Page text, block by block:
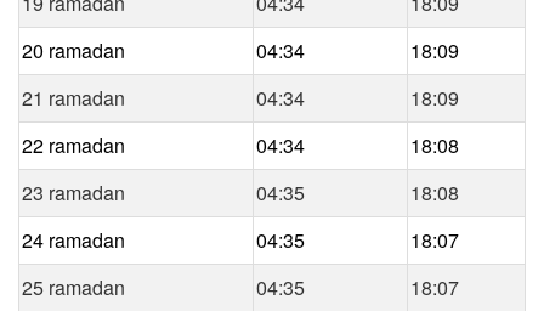
20 ramadan
04:34
18:09
21 ramadan
04:34
18:09
22 ramadan
04:34
18:08
23 ramadan
04:35
18:08
24 ramadan
04:35
18:07
25 ramadan
04:35
18:07